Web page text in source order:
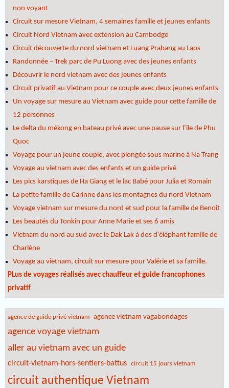
non voyant
Circuit sur mesure Vietnam, 4 semaines famille et jeunes enfants
Circuit Nord Vietnam avec extension au Cambodge
Circuit découverte du nord vietnam et Luang Prabang au Laos
Randonnée – Trek parc de Pu Luong avec des jeunes enfants
Découvrir le nord vietnam avec des jeunes enfants
Circuit privatif au Vietnam pour ce couple avec deux jeunes enfants
Un voyage sur mesure au Vietnam avec guide pour cette famille de
12 personnes
Le delta du mékong en bateau privé avec une pause sur l’ile de Phu
Quoc
Voyage pour un jeune couple, avec plongée sous marine à Na Trang
Voyage au vietnam avec des enfants et un guide privé
Les pics karstiques de Ha Giang et le lac Babé pour Julia et Romain
La petite famille de Carinne dans les montagnes du nord Vietnam
Voyage vietnam sur mesure du nord et sud pour la famille de Benoit
Les beautés du Tonkin pour Anne Marie et ses 6 amis
Vietnam du nord au sud avec le Dak Lak à dos d’éléphant famille de
Charlène
Voyage au vietnam, circuit sur mesure pour Valérie et sa famille.
PLus de voyages réalisés avec chauffeur et guide francophones
privatif
agence de guide privé vietnam agence vietnam vagabondages
agence voyage vietnam
aller au vietnam avec un guide
circuit-vietnam-hors-sentiers-battus circuit 15 jours vietnam
circuit authentique Vietnam